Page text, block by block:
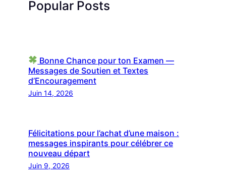
Popular Posts
Bonne Chance pour ton Examen —
Messages de Soutien et Textes
d’Encouragement
Juin 14, 2026
Félicitations pour l’achat d’une maison :
messages inspirants pour célébrer ce
nouveau départ
Juin 9, 2026